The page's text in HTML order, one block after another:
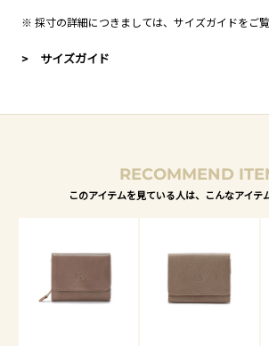
※ 採寸の詳細につきましては、 サイズガイドをご
> サイズガイド
RECOMMEND
このアイテムを見ている人は、こんなアイテ